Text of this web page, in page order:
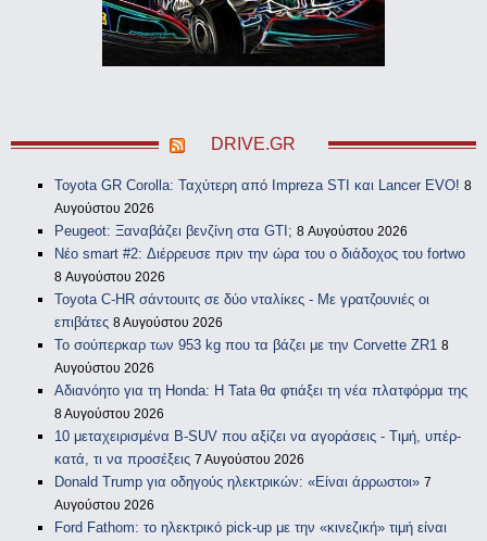
DRIVE.GR
Toyota GR Corolla: Ταχύτερη από Impreza STI και Lancer EVO! 8
Αυγούστου 2026
Peugeot: Ξαναβάζει βενζίνη στα GTI; 8 Αυγούστου 2026
Νέο smart #2: Διέρρευσε πριν την ώρα του ο διάδοχος του fortwo
8 Αυγούστου 2026
Toyota C-HR σάντουιτς σε δύο νταλίκες - Με γρατζουνιές οι
επιβάτες 8 Αυγούστου 2026
Το σούπερκαρ των 953 kg που τα βάζει με την Corvette ZR1 8
Αυγούστου 2026
Αδιανόητο για τη Honda: Η Tata θα φτιάξει τη νέα πλατφόρμα της
8 Αυγούστου 2026
10 μεταχειρισμένα B-SUV που αξίζει να αγοράσεις - Τιμή, υπέρ-
κατά, τι να προσέξεις 7 Αυγούστου 2026
Donald Trump για οδηγούς ηλεκτρικών: «Είναι άρρωστοι» 7
Αυγούστου 2026
Ford Fathom: το ηλεκτρικό pick-up με την «κινεζική» τιμή είναι